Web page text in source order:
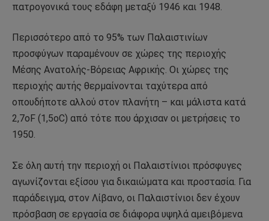
πατρογονικά τους εδάφη μεταξύ 1946 και 1948.
Περισσότερο από το 95% των Παλαιστινίων
προσφύγων παραμένουν σε χώρες της περιοχής
Μέσης Ανατολής-Βόρειας Αφρικής. Οι χώρες της
περιοχής αυτής θερμαίνονται ταχύτερα από
οπουδήποτε αλλού στον πλανήτη – και μάλιστα κατά
2,7oF (1,5oC) από τότε που άρχισαν οι μετρήσεις το
1950.
Σε όλη αυτή την περιοχή οι Παλαιστίνιοι πρόσφυγες
αγωνίζονται εξίσου για δικαιώματα και προστασία. Για
παράδειγμα, στον Λίβανο, οι Παλαιστίνιοι δεν έχουν
πρόσβαση σε εργασία σε διάφορα υψηλά αμειβόμενα